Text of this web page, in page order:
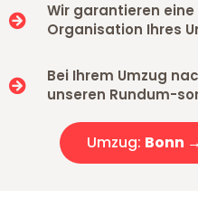
Wir garantieren
Organisation Ihres
Bei Ihrem Umzug
unseren Rundum-
Umzug: Bonn